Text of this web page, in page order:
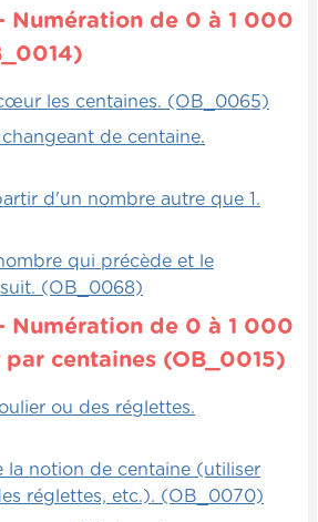
Numération de 0 à 1 000
les centaines. (OB_0065)
de centaine.
d'un nombre autre que 1.
qui précède et le
(OB_0068)
Numération de 0 à 1 000
centaines (OB_0015)
ou des réglettes.
la notion de centaine (utiliser
réglettes, etc.). (OB_0070)